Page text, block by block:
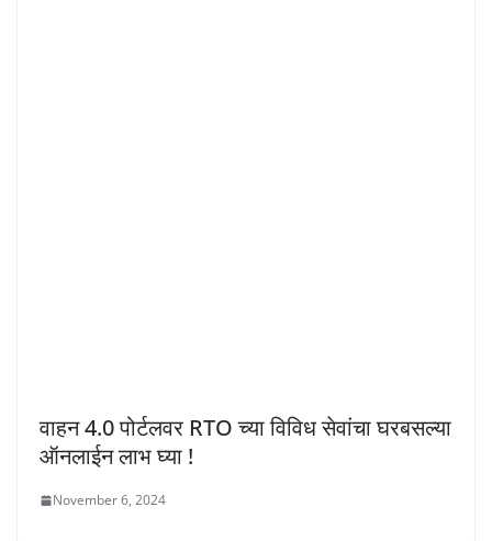
वाहन 4.0 पोर्टलवर RTO च्या विविध सेवांचा घरबसल्या
ऑनलाईन लाभ घ्या !
November 6, 2024